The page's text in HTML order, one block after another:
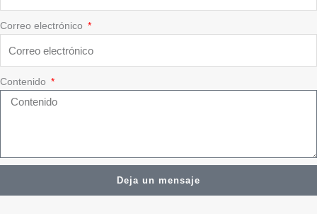
Correo electrónico
Contenido
Deja un mensaje